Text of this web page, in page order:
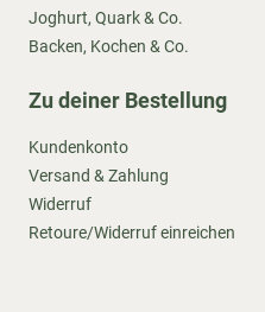
Joghurt, Quark & Co.
Backen, Kochen & Co.
Zu deiner Bestellung
Kundenkonto
Versand & Zahlung
Widerruf
Retoure/Widerruf einreichen